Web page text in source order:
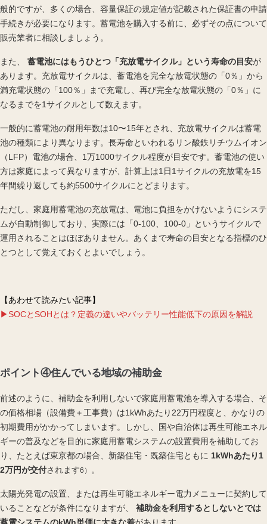
般的ですが、多くの場合、容量保証の規定値が記載された保証書の申請
手続きが必要になります。蓄電池を購入する前に、必ずその点について
販売業者に相談しましょう。
また、 蓄電池にはもうひとつ「充放電サイクル」という寿命の目安が
あります。充放電サイクルは、蓄電池を完全な放電状態の「0％」から
満充電状態の「100％」まで充電し、再び完全な放電状態の「0％」に
なるまでを1サイクルとして数えます。
一般的に蓄電池の耐用年数は10〜15年とされ、充放電サイクルは蓄電
池の種類により異なります。長寿命といわれるリン酸鉄リチウムイオン
（LFP）電池の場合、1万1000サイクル程度が目安です。蓄電池の使い
方は家庭によって異なりますが、計算上は1日1サイクルの充放電を15
年間繰り返しても約5500サイクルにとどまります。
ただし、家庭用蓄電池の充放電は、電池に負担をかけないようにシステ
ムが自動制御しており、実際には「0-100、100-0」というサイクルで
運用されることはほぼありません。あくまで寿命の目安となる指標のひ
とつとして覚えておくとよいでしょう。
【あわせて読みたい記事】
▶SOCとSOHとは？定義の違いやバッテリー性能低下の原因を解説
ポイント④住んでいる地域の補助金
前述のように、補助金を利用しないで家庭用蓄電池を導入する場合、そ
の価格相場（設備費＋工事費）は1kWhあたり22万円程度と、かなりの
初期費用がかかってしまいます。しかし、国や自治体は再生可能エネル
ギーの普及などを目的に家庭用蓄電システムの設置費用を補助してお
り、たとえば東京都の場合、新築住宅・既築住宅ともに 1kWhあたり1
2万円が交付されます6） 。
太陽光発電の設置、または再生可能エネルギー電力メニューに契約して
いることなどが条件になりますが、 補助金を利用するとしないとでは
蓄電システムのkWh単価に大きな差があります。